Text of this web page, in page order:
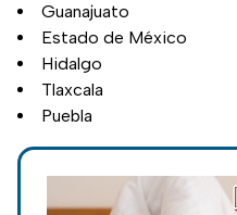
Guanajuato
Estado de México
Hidalgo
Tlaxcala
Puebla